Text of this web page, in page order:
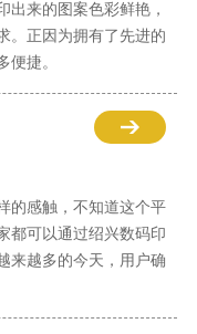
出来的图案色彩鲜艳，
。正因为拥有了先进的
便捷。
的感触，不知道这个平
都可以通过绍兴数码印
来越多的今天，用户确